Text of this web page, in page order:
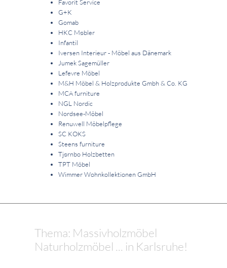
Favorit Service
G+K
Gomab
HKC Møbler
Infantil
Iversen Interieur - Möbel aus Dänemark
Jumek Sagemüller
Lefevre Möbel
M&H Möbel & Holzprodukte Gmbh & Co. KG
MCA furniture
NGL Nordic
Nordsee-Möbel
Renuwell Möbelpflege
SC KOKS
Steens furniture
Tjørnbo Holzbetten
TPT Möbel
Wimmer Wohnkollektionen GmbH
Thema: Massivholzmöbel
Naturholzmöbel ... in Karlsruhe!